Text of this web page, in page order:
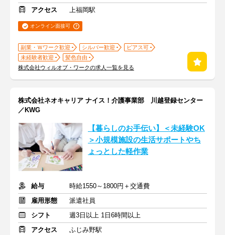
アクセス
上福岡駅
オンライン面接可
副業・Ｗワーク歓迎 シルバー歓迎
ピアス可
未経験者歓迎
髪色自由
株式会社ウィルオブ・ワークの求人一覧を見る
株式会社ネオキャリア ナイス！介護事業部 川越登録センター
／KWG
【暮らしのお手伝い】＜未経験OK
＞小規模施設の生活サポートやち
ょっとした軽作業
給与
時給1550～1800円＋交通費
雇用形態
派遣社員
シフト
週3日以上 1日6時間以上
アクセス
ふじみ野駅